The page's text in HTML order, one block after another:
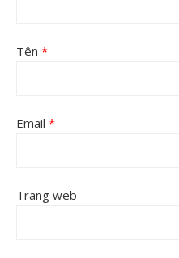
Tên *
Email *
Trang web